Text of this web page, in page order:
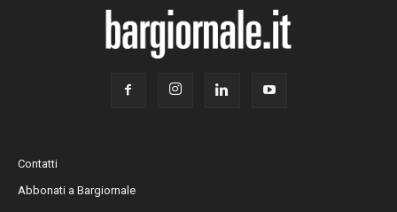
Contatti
Abbonati a Bargiornale